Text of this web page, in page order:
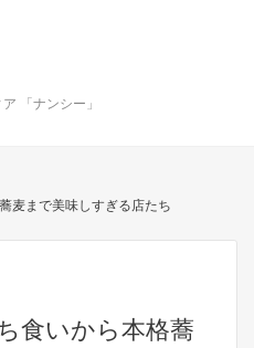
「ナンシー」
麦まで美味しすぎる店たち
食いから本格蕎